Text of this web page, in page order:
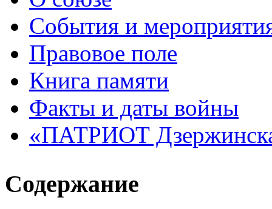
События и
Правовое поле
Книга памяти
Факты и даты войны
«ПАТРИОТ
Содержание